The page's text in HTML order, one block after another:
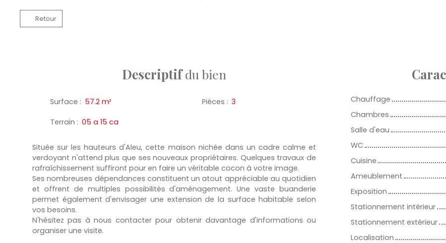
Retour
Descriptifdu bien
Surface : 57.2 m² Pièces : 3
Terrain : 05 a 15 ca
Située sur les hauteurs d'Aleu, cette maison nichée dans un cadre calme et
verdoyant n'attend plus que ses nouveaux propriétaires. Quelques travaux de
rafraîchissement suffiront pour en faire un véritable cocon à votre image.
Ses nombreuses dépendances constituent un atout appréciable au quotidien
et offrent de multiples possibilités d'aménagement. Une vaste buanderie
permet également d'envisager une extension de la surface habitable selon
vos besoins.
N'hésitez pas à nous contacter pour obtenir davantage d'informations ou
organiser une visite.
Chauffage
Chambres
Salle d'eau
WC
Cuisine
Ameublement
Exposition
Stationnement intérieur
Stationnement extérieur
Localisation